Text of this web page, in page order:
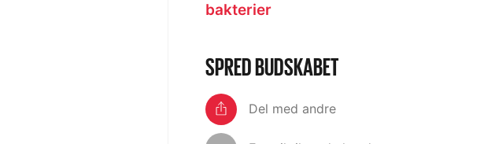
bakterier
SPRED BUDSKABET
Del med andre